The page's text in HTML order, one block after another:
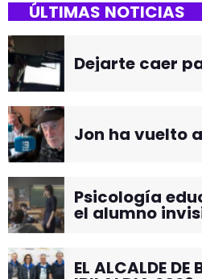
ÚLTIMAS NOTICIAS
Dejarte caer
Jon ha vuelto
Psicología
el alumno
EL ALCALDE DE